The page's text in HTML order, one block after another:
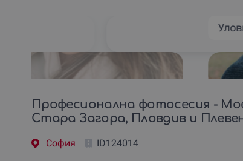
Професионална фотосесия -
Стара Загора, Пловдив и
София ID124014